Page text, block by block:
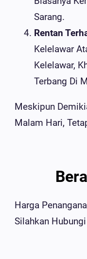
Sarang.
Rentan
Kelelawar
Kelelawar,
Terbang Di
Meskipun
Malam Hari,
Harga
Silahkan